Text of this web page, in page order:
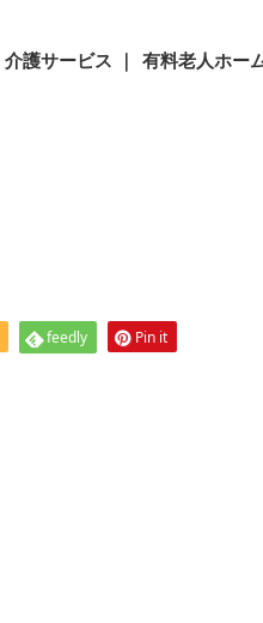
介護サービス ｜ 有料老人ホー
feedly Pin it